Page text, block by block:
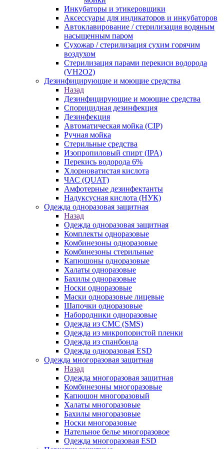
Инкубаторы и этикеровщики
Аксессуары для индикаторов и инкубаторов
Автоклавирование / стерилизация водяным
насыщенным паром
Сухожар / стерилизация сухим горячим
воздухом
Стерилизация парами перекиси водорода
(VH2O2)
Дезинфицирующие и моющие средства
Назад
Дезинфицирующие и моющие средства
Спорицидная дезинфекция
Дезинфекция
Автоматическая мойка (CIP)
Ручная мойка
Стерильные средства
Изопропиловый спирт (IPA)
Перекись водорода 6%
Хлорноватистая кислота
ЧАС (QUAT)
Амфотерные дезинфектанты
Надуксусная кислота (НУК)
Одежда одноразовая защитная
Назад
Одежда одноразовая защитная
Комплекты одноразовые
Комбинезоны одноразовые
Комбинезоны стерильные
Капюшоны одноразовые
Халаты одноразовые
Бахилы одноразовые
Носки одноразовые
Маски одноразовые лицевые
Шапочки одноразовые
Набородники одноразовые
Одежда из СМС (SMS)
Одежда из микропористой пленки
Одежда из спанбонда
Одежда одноразовая ESD
Одежда многоразовая защитная
Назад
Одежда многоразовая защитная
Комбинезоны многоразовые
Капюшон многоразовый
Халаты многоразовые
Бахилы многоразовые
Носки многоразовые
Нательное белье многоразовое
Одежда многоразовая ESD